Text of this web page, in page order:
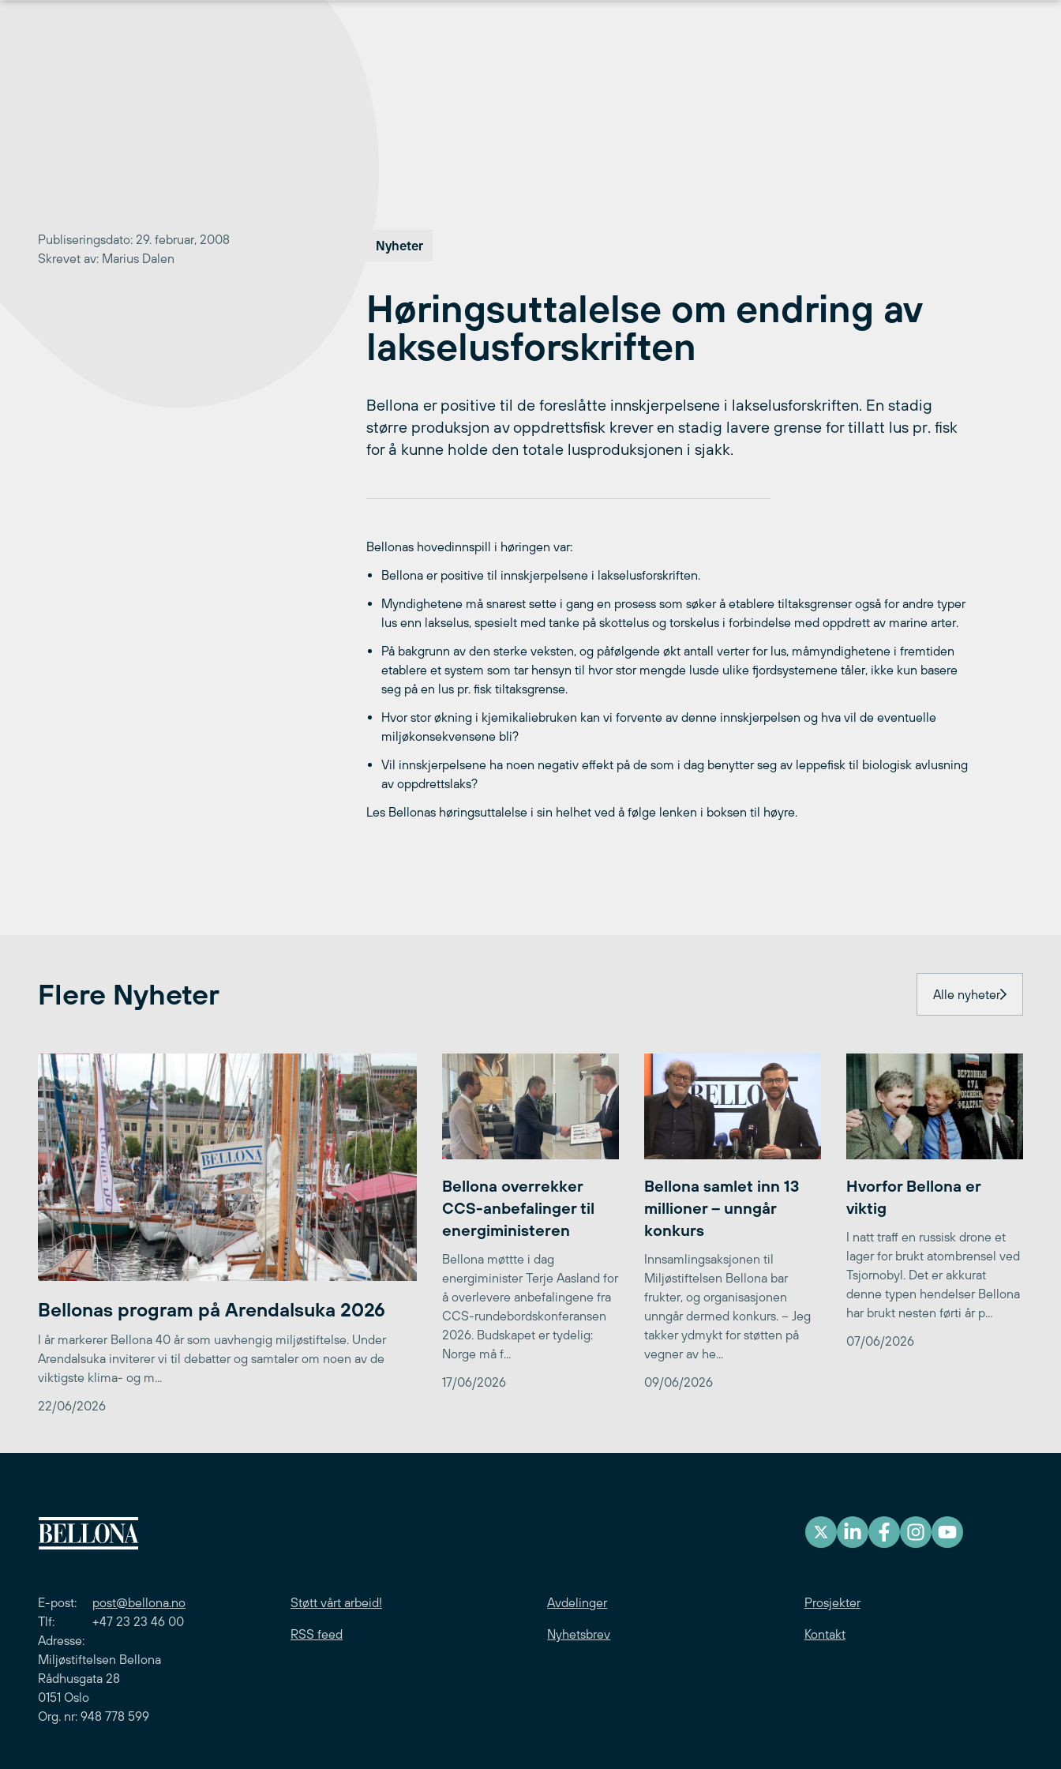
Publiseringsdato: 29. februar, 2008
Skrevet av: Marius Dalen
Nyheter
Høringsuttalelse om endring av
lakselusforskriften
Bellona er positive til de foreslåtte innskjerpelsene i lakselusforskriften. En stadig
større produksjon av oppdrettsfisk krever en stadig lavere grense for tillatt lus pr. fisk
for å kunne holde den totale lusproduksjonen i sjakk.
Bellonas hovedinnspill i høringen var:
Bellona er positive til innskjerpelsene i lakselusforskriften.
Myndighetene må snarest sette i gang en prosess som søker å etablere tiltaksgrenser også for andre typer
lus enn lakselus, spesielt med tanke på skottelus og torskelus i forbindelse med oppdrett av marine arter.
På bakgrunn av den sterke veksten, og påfølgende økt antall verter for lus, måmyndighetene i fremtiden
etablere et system som tar hensyn til hvor stor mengde lusde ulike fjordsystemene tåler, ikke kun basere
seg på en lus pr. fisk tiltaksgrense.
Hvor stor økning i kjemikaliebruken kan vi forvente av denne innskjerpelsen og hva vil de eventuelle
miljøkonsekvensene bli?
Vil innskjerpelsene ha noen negativ effekt på de som i dag benytter seg av leppefisk til biologisk avlusning
av oppdrettslaks?
Les Bellonas høringsuttalelse i sin helhet ved å følge lenken i boksen til høyre.
Flere Nyheter Alle nyheter
Bellonas program på Arendalsuka 2026
I år markerer Bellona 40 år som uavhengig miljøstiftelse. Under
Arendalsuka inviterer vi til debatter og samtaler om noen av de
viktigste klima- og m...
22/06/2026
Bellona overrekker
CCS-anbefalinger til
energiministeren
Bellona møttte i dag
energiminister Terje Aasland for
å overlevere anbefalingene fra
CCS-rundebordskonferansen
2026. Budskapet er tydelig:
Norge må f...
17/06/2026
Bellona samlet inn 13
millioner – unngår
konkurs
Innsamlingsaksjonen til
Miljøstiftelsen Bellona bar
frukter, og organisasjonen
unngår dermed konkurs. – Jeg
takker ydmykt for støtten på
vegner av he...
09/06/2026
Hvorfor Bellona er
viktig
I natt traff en russisk drone et
lager for brukt atombrensel ved
Tsjornobyl. Det er akkurat
denne typen hendelser Bellona
har brukt nesten førti år p...
07/06/2026
E-post: post@bellona.no
Tlf: +47 23 23 46 00
Adresse:
Miljøstiftelsen Bellona
Rådhusgata 28
0151 Oslo
Org. nr: 948 778 599
Støtt vårt arbeid! Avdelinger Prosjekter
RSS feed Nyhetsbrev Kontakt